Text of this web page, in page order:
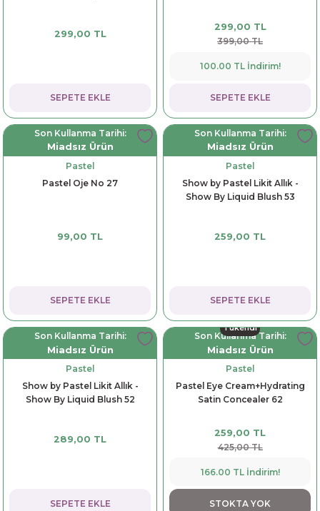
299,00 TL
SEPETE EKLE
299,00 TL
399,00 TL
100.00 TL İndirim!
SEPETE EKLE
Son Kullanma Tarihi:
Miadsız Ürün
Pastel
Pastel Oje No 27
99,00 TL
SEPETE EKLE
Son Kullanma Tarihi:
Miadsız Ürün
Pastel
Show by Pastel Likit Allık -
Show By Liquid Blush 53
259,00 TL
SEPETE EKLE
Son Kullanma Tarihi:
Miadsız Ürün
Pastel
Show by Pastel Likit Allık -
Show By Liquid Blush 52
289,00 TL
SEPETE EKLE
Tükendi
Son Kullanma Tarihi:
Miadsız Ürün
Pastel
Pastel Eye Cream+Hydrating
Satin Concealer 62
259,00 TL
425,00 TL
166.00 TL İndirim!
STOKTA YOK